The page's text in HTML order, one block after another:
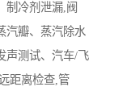
制冷剂泄漏,阀
汽瓣、蒸汽除水
声测试、汽车/飞
距离检查,管